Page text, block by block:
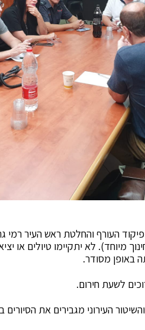
פיקוד העורף והחלטת ראש העיר רמי
מיוחד). לא יתקיימו טיולים
באופן מסודר.
לשעת חירום.
העירוני מגבירים את הסיורים